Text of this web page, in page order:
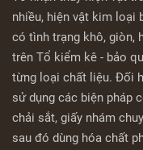
nhiều, hiện vật kim loại
có tình trạng khô, giòn,
trên Tổ kiểm kê - bảo
từng loại chất liệu. Đối
sử dụng các biện pháp
chải sắt, giấy nhám
sau đó dùng hóa chất